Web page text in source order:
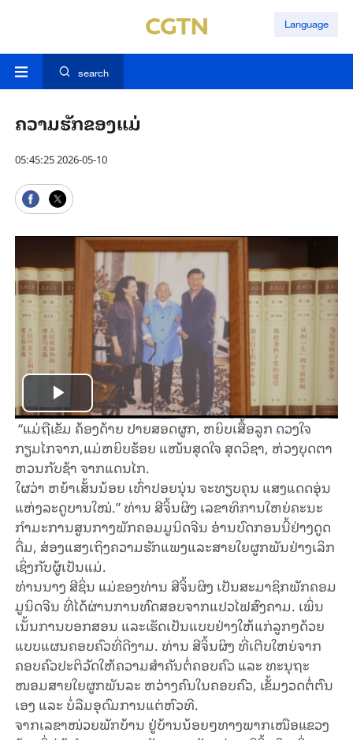
Language
search
ຄວາມ​ຮັກ​ຂອງ​ແມ່
05:45:25 2026-05-10
Play
Video
“ແມ່ຖືເຂັມ ຄ້ອງດ້າຍ ປາຍສອດຜູກ, ຫຍິບເສື້ອລູກ ດວງໃຈ
ກຽມໄກຈາກ,ແມ່ຫຍິບຮ້ອຍ ແໜ້ນສຸດໃຈ ສຸດວິຊາ, ຫ່ວງບຸດຕາ
ຫວນກັບຊ້າ ຈາກແດນໄກ.
ໃຜວ່າ ຫຍ້າເສັ້ນນ້ອຍ ເທົ່າປອຍນຸ່ນ ຈະທຽບຄຸນ ແສງແດດອຸ່ນ
ແຫ່ງລະດູບານໃໝ່.” ທ່ານ ສີ​ຈິ້ນ​ຜິງ ເລ​ຂາ​ທິ​ການ​ໃຫຍ່​ຄະ​ນະ​
ກຳ​ມະ​ການ​ສູນ​ກາງ​ພັກ​ຄອມ​ມູ​ນິດ​ຈີນ​ ອ່ານ​​ບົດ​ກອນ​ນີ້​ຢ່າງ​ດູດ​
ດື່ມ, ສ່ອງ​ແສງ​ເຖິງ​ຄວາມ​ຮັກ​ແພງແລະ​​ສາຍ​ໃຍຜູກ​ພັນ​ຢ່າງ​ເລິກ​
ເຊິ່ງ​ກັບ​ຜູ້ເປັນແມ່.
ທ່ານ​ນາງ ສີ​ຊິ່ນ ແມ່​ຂອງ​ທ່ານ ສີ​ຈິ້ນ​ຜິງ ​ເປັນ​ສະ​ມາ​ຊິກ​ພັກ​ຄອມ​
ມູ​ນິດ​ຈີນ ​ທີ່​ໄດ້​ຜ່ານ​ການ​ທົດ​ສອບ​ຈາກ​ແປວ​ໄຟສົງ​ຄາມ. ​ເພິ່ນ
ເນັ້ນ​ການບອກສອນ ແລະເຮັດເປັນແບບຢ່າງໃຫ້ແກ່ລູກໆ​ດ້ວຍ​
ແບບ​ແຜນ​ຄອບ​ຄົວ​ທີ່​ດີ​ງາມ. ທ່ານ ສີ​ຈິ້ນ​ຜິງ ​ທີ່​ເຕີບ​ໃຫຍ່​ຈາກ​
ຄອບ​ຄົວ​ປະ​ຕິ​ວັດ​ໃຫ້​ຄວາມ​ສຳ​ຄັນ​ຕໍ່​ຄອບ​ຄົວ ແລະ ທະ​ນຸ​ຖະ​
ໜອມສາຍ​ໃຍຜູກພັນລະ ຫວ່າງຄົນໃນຄອບຄົວ, ​ເຂັ້ມ​ງວດ​ຕໍ່​ຕົນ​
ເອງ ແລະ ບໍ່​ລືມ​ອຸ​ດົມ​ການ​ແຕ່​ຫົວ​ທີ.
ຈາກ​ເລ​ຂາ​ໜ່ວຍ​ພັກ​ບ້ານ​ ຢູ່​ບ້ານ​ນ້ອຍໆ​ທາງ​ພາກ​ເໜືອ​ແຂວງ​